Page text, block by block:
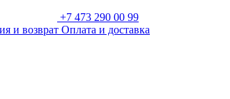
+7 473 290 00 99
и возврат Оплата и доставка